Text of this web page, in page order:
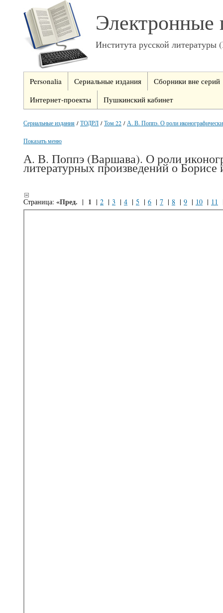
Электронные
Института русской
Personalia Сериальные издания
Сборники вне серий
Интернет-проекты
Пушкинский кабинет
Сериальные издания /ТОДРЛ /Том 22 / А. В. Поппэ. О роли
Показать меню
А. В. Поппэ (Варшава). О роли
литературных произведений о Борисе
Страница: «Пред. | 1 | 2 | 3 | 4 | 5 | 6 | 7 | 8 | 9 | 10 | 11